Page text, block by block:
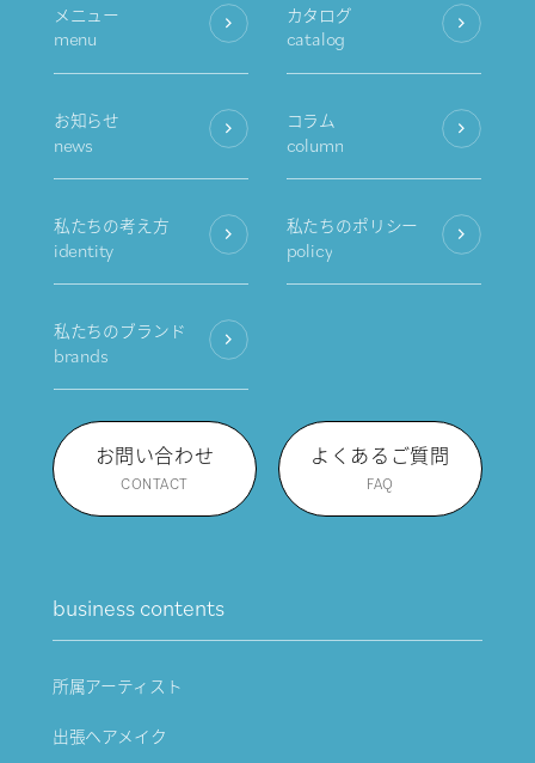
メニュー
menu
カタログ
catalog
お知らせ
news
コラム
column
私たちの考え方
identity
私たちのポリシー
policy
私たちのブランド
brands
お問い合わせ
CONTACT
よくあるご質問
FAQ
business contents
所属アーティスト
出張ヘアメイク